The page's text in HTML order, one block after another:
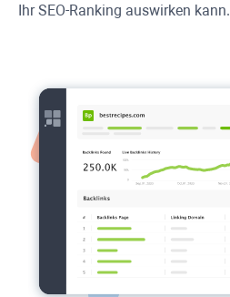
Ihr SEO-Ranking auswirken kann.